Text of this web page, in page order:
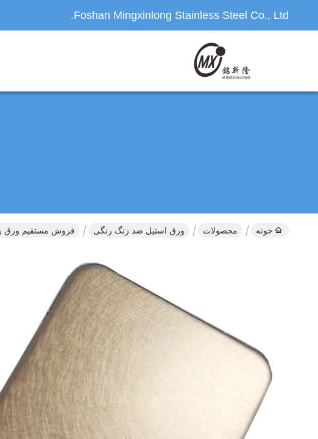
Foshan Mingxinlong Stainless Steel Co., Ltd.
خونه محصولات ورق استیل ضد زنگ رنگی فروش مستقیم ورق